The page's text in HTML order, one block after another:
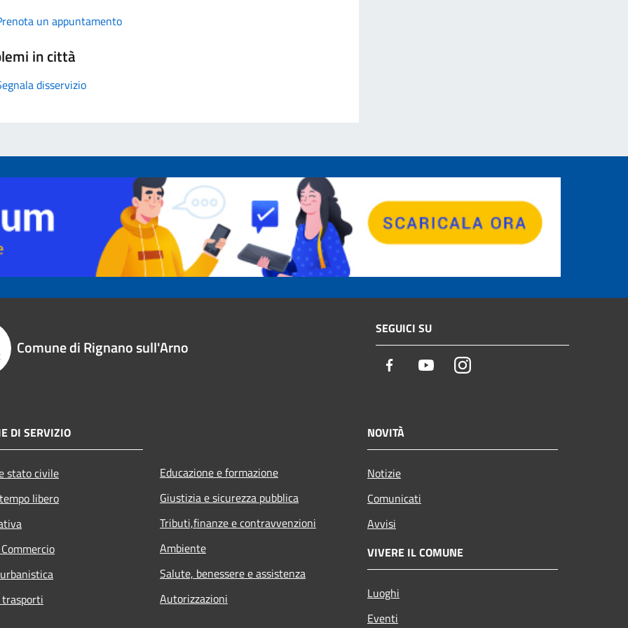
un appuntamento
in città
disservizio
Comune di Rignano sull'Arno
SEGUICI SU
Facebook YoutubeInstagram
DI SERVIZIO
stato civile
libero
Educazione e formazione
Giustizia e sicurezza pubblica
Tributi,finanze e contravvenzioni
Ambiente
Salute, benessere e assistenza
Autorizzazioni
NOVITÀ
Notizie
Comunicati
Avvisi
VIVERE IL COMUNE
Luoghi
Eventi